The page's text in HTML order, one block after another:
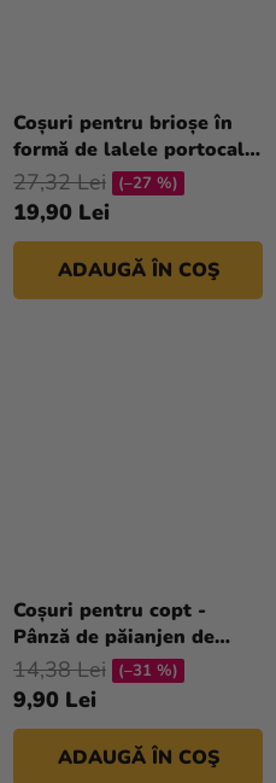
Coșuri pentru brioșe în
formă de lalele portocalii
36 buc
19,90 Lei
27,32 Lei (–27 %)
ADAUGĂ ÎN COŞ
Coșuri pentru copt -
Pânză de păianjen de
Halloween
9,90 Lei
14,38 Lei (–31 %)
ADAUGĂ ÎN COŞ